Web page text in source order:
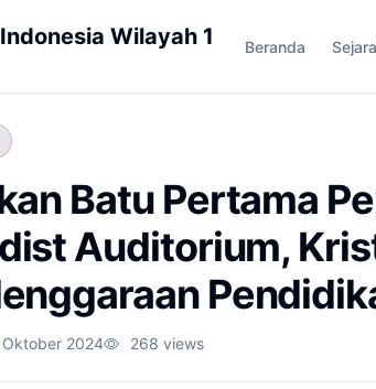
Wilayah 1 Beranda
Batu Pertama
Auditorium,
2024 268 views